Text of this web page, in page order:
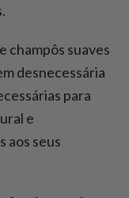
champôs suaves
desnecessária
para
e
aos seus